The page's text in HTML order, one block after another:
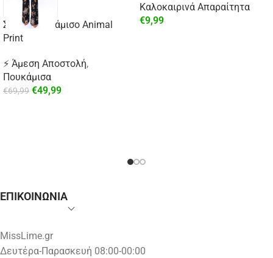
Σατέν Πουκάμισο Animal
Print
⚡ Άμεση Αποστολή,
Πουκάμισα
€69,99 €49,99
Καλοκαιρινά Απαραίτητα
€9,99
ΕΠΙΚΟΙΝΩΝΙΑ
MissLime.gr
Δευτέρα-Παρασκευή 08:00-00:00